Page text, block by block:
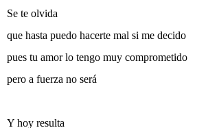
Se te olvida
que hasta puedo hacerte mal si me decido
pues tu amor lo tengo muy comprometido
pero a fuerza no será
Y hoy resulta